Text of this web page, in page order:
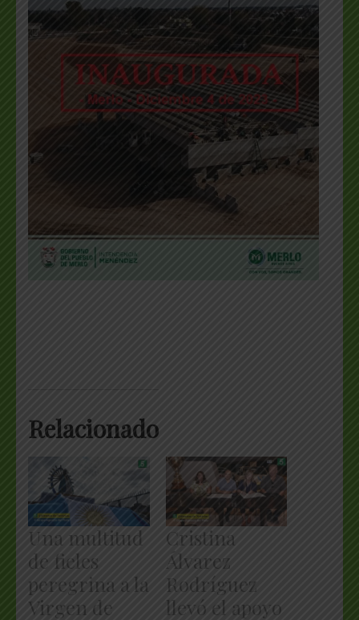
Relacionado
Una multitud
de fieles
peregrina a la
Virgen de
Cristina
Álvarez
Rodríguez
llevó el apoyo